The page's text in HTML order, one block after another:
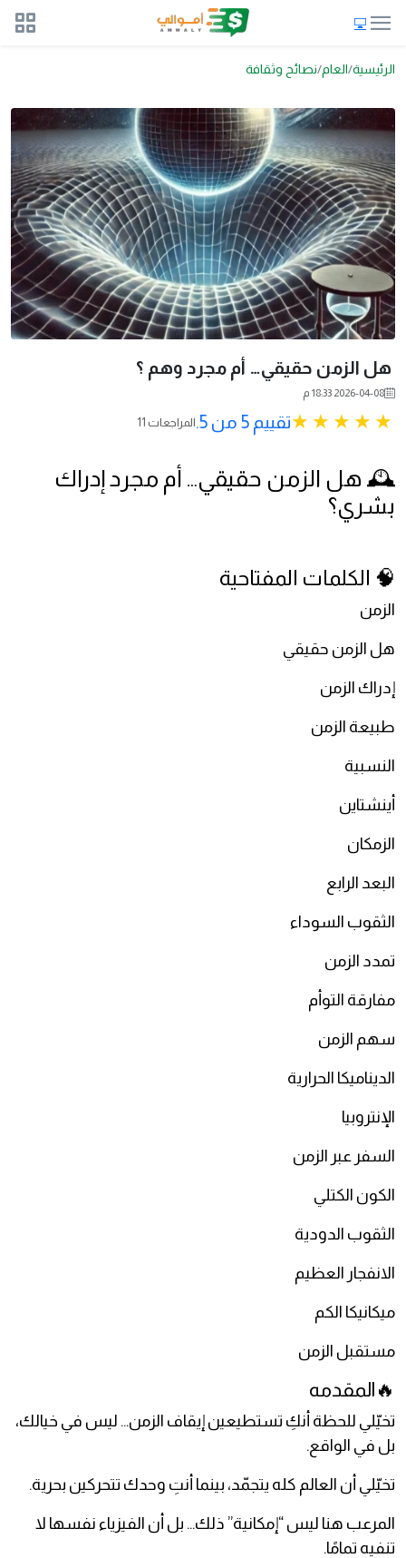
الرئيسية العام نصائح وثقافة
هل الزمن حقيقي… أم مجرد وهم ؟
2026-04-08 18:33 م
تقييم 5 من 5. 11 المراجعات
🕰️ هل الزمن حقيقي… أم مجرد إدراك
بشري؟
🧠 الكلمات المفتاحية
الزمن
هل الزمن حقيقي
إدراك الزمن
طبيعة الزمن
النسبية
أينشتاين
الزمكان
البعد الرابع
الثقوب السوداء
تمدد الزمن
مفارقة التوأم
سهم الزمن
الديناميكا الحرارية
الإنتروبيا
السفر عبر الزمن
الكون الكتلي
الثقوب الدودية
الانفجار العظيم
ميكانيكا الكم
مستقبل الزمن
🔥المقدمه
تخيّلي للحظة أنكِ تستطيعين إيقاف الزمن… ليس في خيالك،
بل في الواقع.
تخيّلي أن العالم كله يتجمّد، بينما أنتِ وحدك تتحركين بحرية.
المرعب هنا ليس “إمكانية” ذلك… بل أن الفيزياء نفسها لا
تنفيه تمامًا.